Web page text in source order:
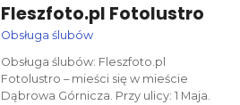
Fleszfoto.pl Fotolustro
Obsługa ślubów
Obsługa ślubów: Fleszfoto.pl
Fotolustro – mieści się w mieście
Dąbrowa Górnicza. Przy ulicy: 1 Maja.